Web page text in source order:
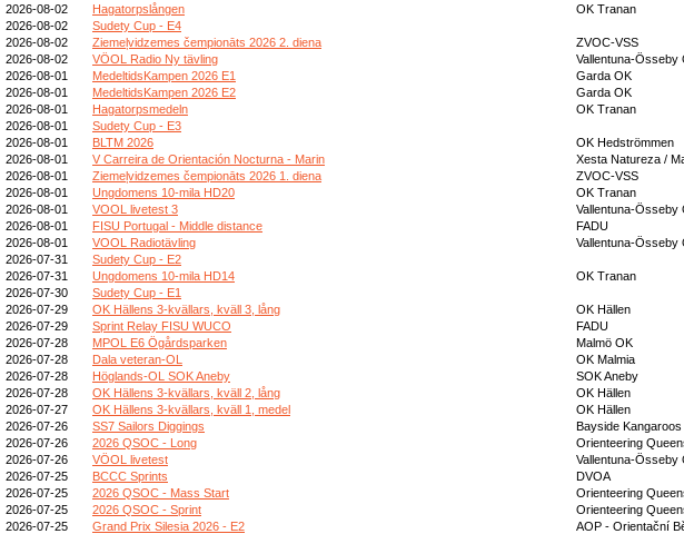
2026-08-02
Hagatorpslången
OK Tranan
2026-08-02
Sudety Cup - E4
2026-08-02
Ziemeļvidzemes čempionāts 2026 2. diena
ZVOC-VSS
2026-08-02
VÖOL Radio Ny tävling
Vallentuna-Össeby
2026-08-01
MedeltidsKampen 2026 E1
Garda OK
2026-08-01
MedeltidsKampen 2026 E2
Garda OK
2026-08-01
Hagatorpsmedeln
OK Tranan
2026-08-01
Sudety Cup - E3
2026-08-01
BLTM 2026
OK Hedströmmen
2026-08-01
V Carreira de Orientación Nocturna - Marin
Xesta Natureza /
2026-08-01
Ziemeļvidzemes čempionāts 2026 1. diena
ZVOC-VSS
2026-08-01
Ungdomens 10-mila HD20
OK Tranan
2026-08-01
VOOL livetest 3
Vallentuna-Össeby
2026-08-01
FISU Portugal - Middle distance
FADU
2026-08-01
VOOL Radiotävling
Vallentuna-Össeby
2026-07-31
Sudety Cup - E2
2026-07-31
Ungdomens 10-mila HD14
OK Tranan
2026-07-30
Sudety Cup - E1
2026-07-29
OK Hällens 3-kvällars, kväll 3, lång
OK Hällen
2026-07-29
Sprint Relay FISU WUCO
FADU
2026-07-28
MPOL E6 Ögårdsparken
Malmö OK
2026-07-28
Dala veteran-OL
OK Malmia
2026-07-28
Höglands-OL SOK Aneby
SOK Aneby
2026-07-28
OK Hällens 3-kvällars, kväll 2, lång
OK Hällen
2026-07-27
OK Hällens 3-kvällars, kväll 1, medel
OK Hällen
2026-07-26
SS7 Sailors Diggings
Bayside
2026-07-26
2026 QSOC - Long
Orienteering
2026-07-26
VÖOL livetest
Vallentuna-Össeby
2026-07-25
BCCC Sprints
DVOA
2026-07-25
2026 QSOC - Mass Start
Orienteering
2026-07-25
2026 QSOC - Sprint
Orienteering
2026-07-25
Grand Prix Silesia 2026 - E2
AOP - Orientační